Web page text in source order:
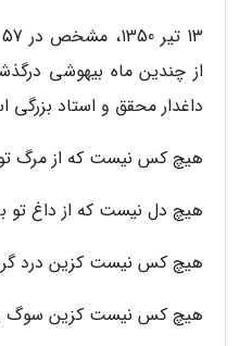
از چندین ماه بیهوشی
داغدار محقق و استاد
هیچ کس نیست که از مرگ تو
هیچ دل نیست که از داغ تو
هیچ کس نیست کزین درد
هیچ کس نیست کزین سوگ